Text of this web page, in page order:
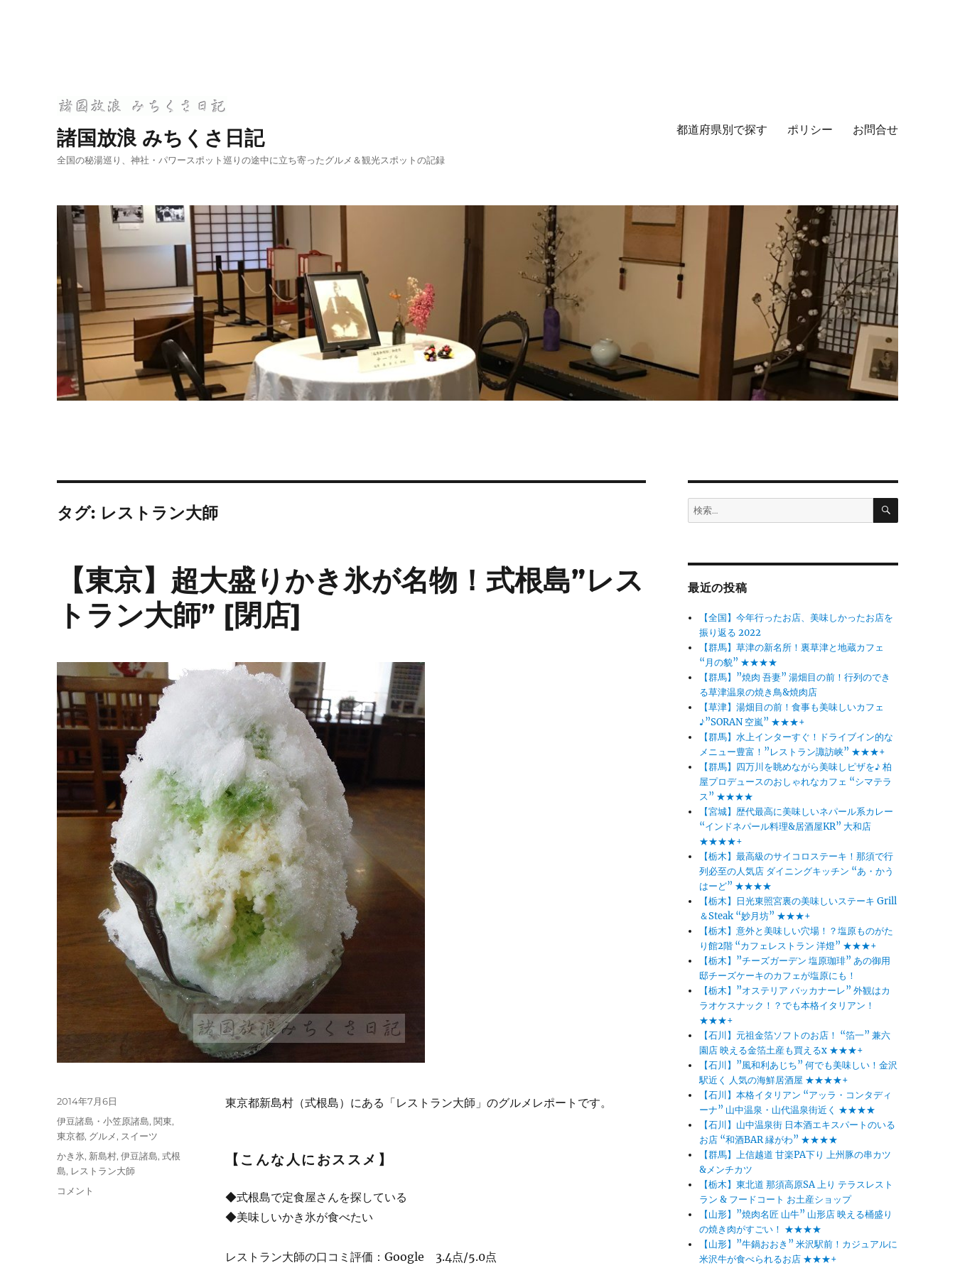
諸国放浪 みちくさ日記
全国の秘湯巡り、神社・パワースポット巡りの途中に立ち寄ったグルメ＆観光スポットの記録
都道府県別で探す ポリシー お問合せ
タグ: レストラン大師
【東京】超大盛りかき氷が名物！式根島”レス
トラン大師” [閉店]
東京都新島村（式根島）にある「レストラン大師」のグルメレポートです。
【こんな人におススメ】
◆式根島で定食屋さんを探している
◆美味しいかき氷が食べたい
レストラン大師の口コミ評価：Google 3.4点/5.0点
投
稿
日:
2014年7月6日
カ
テ
リ
伊豆諸島・小笠原諸島,関東,
東京都, グルメ, スイーツ
タ
グ
かき氷, 新島村,伊豆諸島,式根
島, レストラン大師
【東
コメント
検
索:
検
最近の投稿
【全国】今年行ったお店、美味しかったお店を
振り返る 2022
【群馬】草津の新名所！裏草津と地蔵カフェ
“月の貌” ★★★★
【群馬】”焼肉 吾妻” 湯畑目の前！行列のでき
る草津温泉の焼き鳥&焼肉店
【草津】湯畑目の前！食事も美味しいカフェ
♪”SORAN 空嵐” ★★★+
【群馬】水上インターすぐ！ドライブイン的な
メニュー豊富！”レストラン諏訪峡” ★★★+
【群馬】四万川を眺めながら美味しピザを♪ 柏
屋プロデュースのおしゃれなカフェ “シマテラ
ス” ★★★★
【宮城】歴代最高に美味しいネパール系カレー
“インドネパール料理&居酒屋KR” 大和店
★★★★+
【栃木】最高級のサイコロステーキ！那須で行
列必至の人気店 ダイニングキッチン “あ・かう
はーど” ★★★★
【栃木】日光東照宮裏の美味しいステーキ Grill
＆Steak “妙月坊” ★★★+
【栃木】意外と美味しい穴場！？塩原ものがた
り館2階 “カフェレストラン 洋燈” ★★★+
【栃木】”チーズガーデン 塩原珈琲” あの御用
邸チーズケーキのカフェが塩原にも！
【栃木】”オステリア バッカナーレ” 外観はカ
ラオケスナック！？でも本格イタリアン！
★★★+
【石川】元祖金箔ソフトのお店！ “箔一” 兼六
園店 映える金箔土産も買えるx ★★★+
【石川】”風和利あじち” 何でも美味しい！金沢
駅近く 人気の海鮮居酒屋 ★★★★+
【石川】本格イタリアン “アッラ・コンタディ
ーナ” 山中温泉・山代温泉街近く ★★★★
【石川】山中温泉街 日本酒エキスパートのいる
お店 “和酒BAR 縁がわ” ★★★★
【群馬】上信越道 甘楽PA下り 上州豚の串カツ
&メンチカツ
【栃木】東北道 那須高原SA 上り テラスレスト
ラン & フードコート お土産ショップ
【山形】”焼肉名匠 山牛” 山形店 映える桶盛り
の焼き肉がすごい！ ★★★★
【山形】”牛鍋おおき” 米沢駅前！カジュアルに
米沢牛が食べられるお店 ★★★+